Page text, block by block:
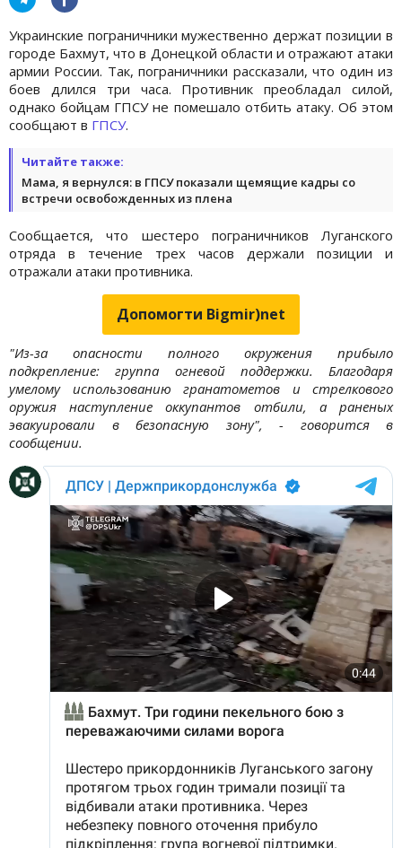
Украинские пограничники мужественно держат позиции в
городе Бахмут, что в Донецкой области и отражают атаки
армии России. Так, пограничники рассказали, что один из
боев длился три часа. Противник преобладал силой,
однако бойцам ГПСУ не помешало отбить атаку. Об этом
сообщают в ГПСУ.
Читайте также:
Мама, я вернулся: в ГПСУ показали щемящие кадры со
встречи освобожденных из плена
Сообщается, что шестеро пограничников Луганского
отряда в течение трех часов держали позиции и
отражали атаки противника.
Допомогти Bigmir)net
"Из-за опасности полного окружения прибыло
подкрепление: группа огневой поддержки. Благодаря
умелому использованию гранатометов и стрелкового
оружия наступление оккупантов отбили, а раненых
эвакуировали в безопасную зону", - говорится в
сообщении.